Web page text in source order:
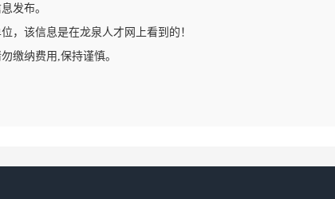
发布。
，该信息是在龙泉人才网上看到的！
缴纳费用,保持谨慎。